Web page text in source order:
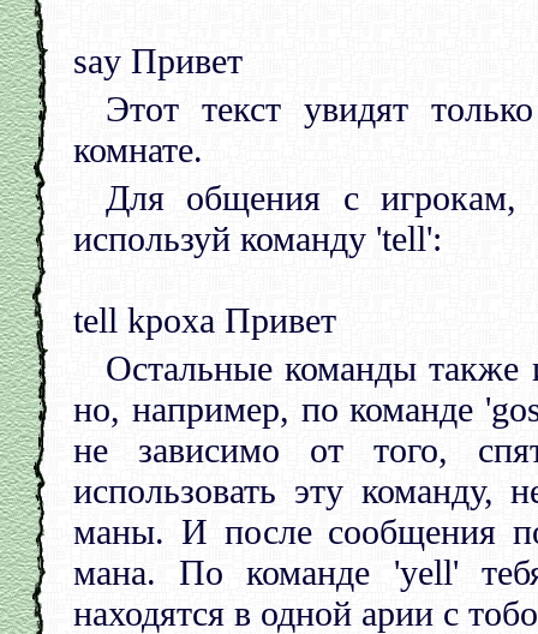
say Привет
Этот текст увидят
комнате.
Для общения с игрокам,
используй команду 'tell':
tell kpoxa Привет
Остальные команды также
но, например, по команде
не зависимо от того,
использовать эту команду,
маны. И после сообщения
мана. По команде 'yell'
находятся в одной арии с